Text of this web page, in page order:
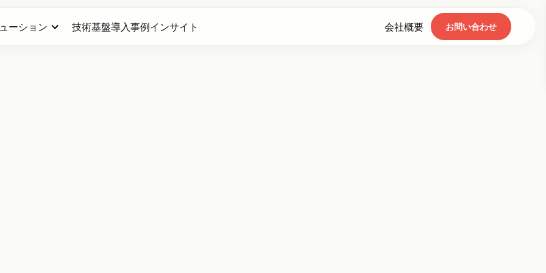
ーション 技術基盤導入事例インサイト 会社概要 お問い合わせ